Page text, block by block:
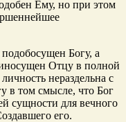
Ему, но при этом
Богу, а
Отцу в полной
нераздельна с
в том смысле, что Бог
сущности для вечного
его.